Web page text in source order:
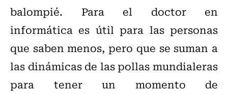
balompié. Para el doctor en
informática es útil para las personas
que saben menos, pero que se suman a
las dinámicas de las pollas mundialeras
para tener un momento de